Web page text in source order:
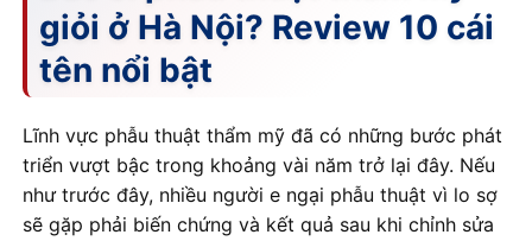
giỏi ở Hà Nội? Review 10 cái
tên nổi bật
Lĩnh vực phẫu thuật thẩm mỹ đã có những bước phát
triển vượt bậc trong khoảng vài năm trở lại đây. Nếu
như trước đây, nhiều người e ngại phẫu thuật vì lo sợ
sẽ gặp phải biến chứng và kết quả sau khi chỉnh sửa